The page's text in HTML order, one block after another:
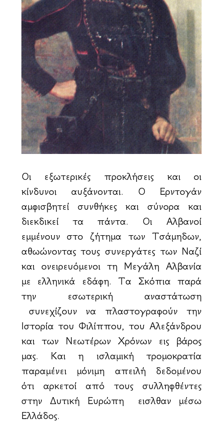
Οι εξωτερικές προκλήσεις και οι
κίνδυνοι αυξάνονται. Ο Ερντογάν
αμφισβητεί συνθήκες και σύνορα και
διεκδικεί τα πάντα. Οι Αλβανοί
εμμένουν στο ζήτημα των Τσάμηδων,
αθωώνοντας τους συνεργάτες των Ναζί
και ονειρευόμενοι τη Μεγάλη Αλβανία
με ελληνικά εδάφη. Τα Σκόπια παρά
την εσωτερική αναστάτωση
συνεχίζουν να πλαστογραφούν την
Ιστορία του Φιλίππου, του Αλεξάνδρου
και των Νεωτέρων Χρόνων εις βάρος
μας. Και η ισλαμική τρομοκρατία
παραμένει μόνιμη απειλή δεδομένου
ότι αρκετοί από τους συλληφθέντες
στην Δυτική Ευρώπη εισἠλθαν μέσω
Ελλάδος.